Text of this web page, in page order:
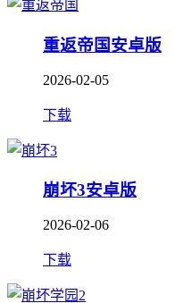
重返帝国安卓版
2026-02-05
下载
崩坏3安卓版
2026-02-06
下载